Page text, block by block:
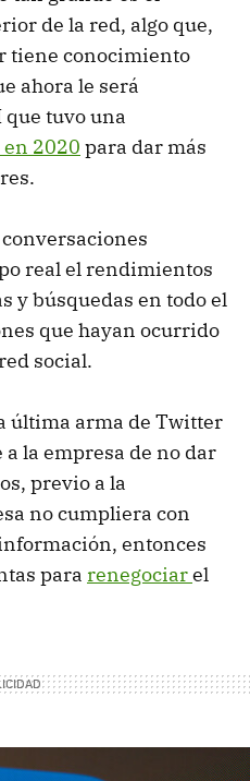
de la red, algo que,
tiene conocimiento
ahora le será
que tuvo una
en 2020 para dar más
real el rendimientos
y búsquedas en todo el
que hayan ocurrido
social.
última arma de Twitter
la empresa de no dar
previo a la
no cumpliera con
entonces
para renegociarel